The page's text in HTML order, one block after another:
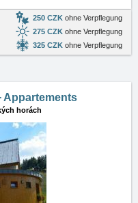
250 CZK ohne Verpflegung
275 CZK ohne Verpflegung
325 CZK ohne Verpflegung
Appartements
horách